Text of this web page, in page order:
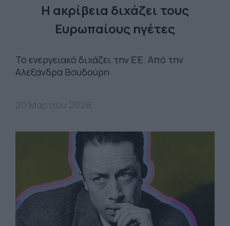
Η ακρίβεια διχάζει τους
Ευρωπαίους ηγέτες
Το ενεργειακό διχάζει την ΕΈ. Από την
Αλεξάνδρα Βουδούρη